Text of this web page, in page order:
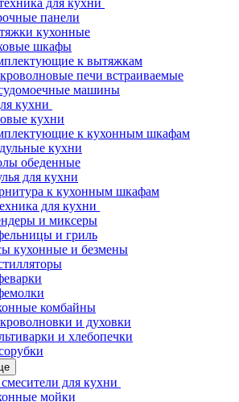
панели
кухонные
шкафы
к вытяжкам
печи встраиваемые
машины
кухни
кухни
к кухонным шкафам
кухни
обеденные
для кухни
к кухонным шкафам
для кухни
и миксеры
и гриль
кухонные и безмены
комбайны
и духовки
и хлебопечки
для кухни
мойки